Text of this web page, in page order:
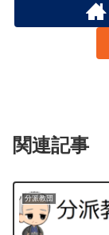
関連記事
分派教団